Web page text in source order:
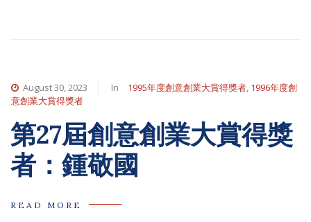
August 30, 2023 In 1995年度創意創業大賞得獎者, 1996年度創
意創業大賞得獎者
第27屆創意創業大賞得獎
者：鍾敬國
READ MORE